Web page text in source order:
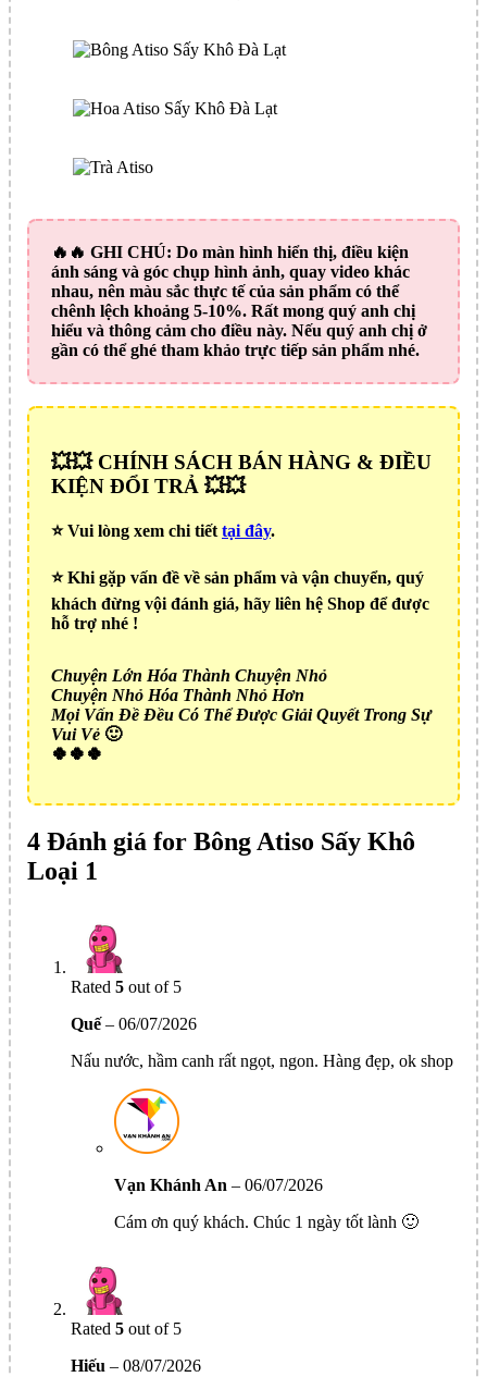
🔥🔥 GHI CHÚ: Do màn hình hiển thị, điều kiện
ánh sáng và góc chụp hình ảnh, quay video khác
nhau, nên màu sắc thực tế của sản phẩm có thể
chênh lệch khoảng 5-10%. Rất mong quý anh chị
hiểu và thông cảm cho điều này. Nếu quý anh chị ở
gần có thể ghé tham khảo trực tiếp sản phẩm nhé.
💥💥 CHÍNH SÁCH BÁN HÀNG & ĐIỀU
KIỆN ĐỔI TRẢ 💥💥
⭐️ Vui lòng xem chi tiết tại đây.
⭐️ Khi gặp vấn đề về sản phẩm và vận chuyển, quý
khách đừng vội đánh giá, hãy liên hệ Shop để được
hỗ trợ nhé !
Chuyện Lớn Hóa Thành Chuyện Nhỏ
Chuyện Nhỏ Hóa Thành Nhỏ Hơn
Mọi Vấn Đề Đều Có Thể Được Giải Quyết Trong Sự
Vui Vẻ 🙂
🍀🍀🍀
4 Đánh giá for Bông Atiso Sấy Khô
Loại 1
Rated 5 out of 5
Quế– 06/07/2026
Nấu nước, hầm canh rất ngọt, ngon. Hàng đẹp, ok shop
Vạn Khánh An – 06/07/2026
Cám ơn quý khách. Chúc 1 ngày tốt lành 🙂
Rated 5 out of 5
Hiếu – 08/07/2026